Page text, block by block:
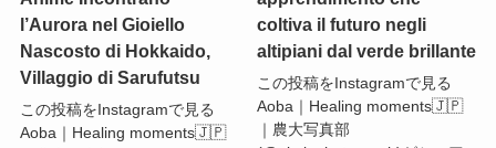
l’Aurora nel Gioiello
Nascosto di Hokkaido,
Villaggio di Sarufutsu
この投稿をInstagramで見る
Aoba｜Healing moments🇯🇵
coltiva il futuro negli
altipiani dal verde brillante
この投稿をInstagramで見る
Aoba｜Healing moments🇯🇵
｜農大写真部